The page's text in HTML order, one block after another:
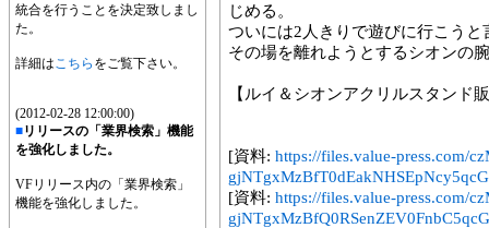
統合を行うことを決定致しまし
た。
詳細はこちら をご覧下さい。
(2012-02-28 12:00:00)
■リリースの「業界検索」機能
を強化しました。
VFリリース内の「業界検索」
機能を強化しました。
じめる。
ついには2人きりで遊びに行こう
その場を離れようとするシオン
【ルイ＆シオンアクリルスタンド
[資料: https://files.value-press.com/
[資料: https://files.value-press.com/